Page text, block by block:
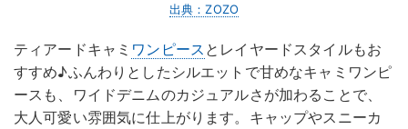
出典：ZOZO
ティアードキャミ ワンピース とレイヤードスタイルもお
すすめ♪ふんわりとしたシルエットで甘めなキャミワンピ
ースも、ワイドデニムのカジュアルさが加わることで、
大人可愛い雰囲気に仕上がります。キャップやスニーカ